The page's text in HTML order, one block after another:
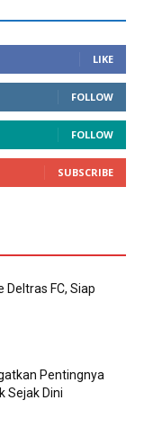
LIKE
FOLLOW
FOLLOW
SUBSCRIBE
Deltras FC, Siap
Pentingnya
Sejak Dini